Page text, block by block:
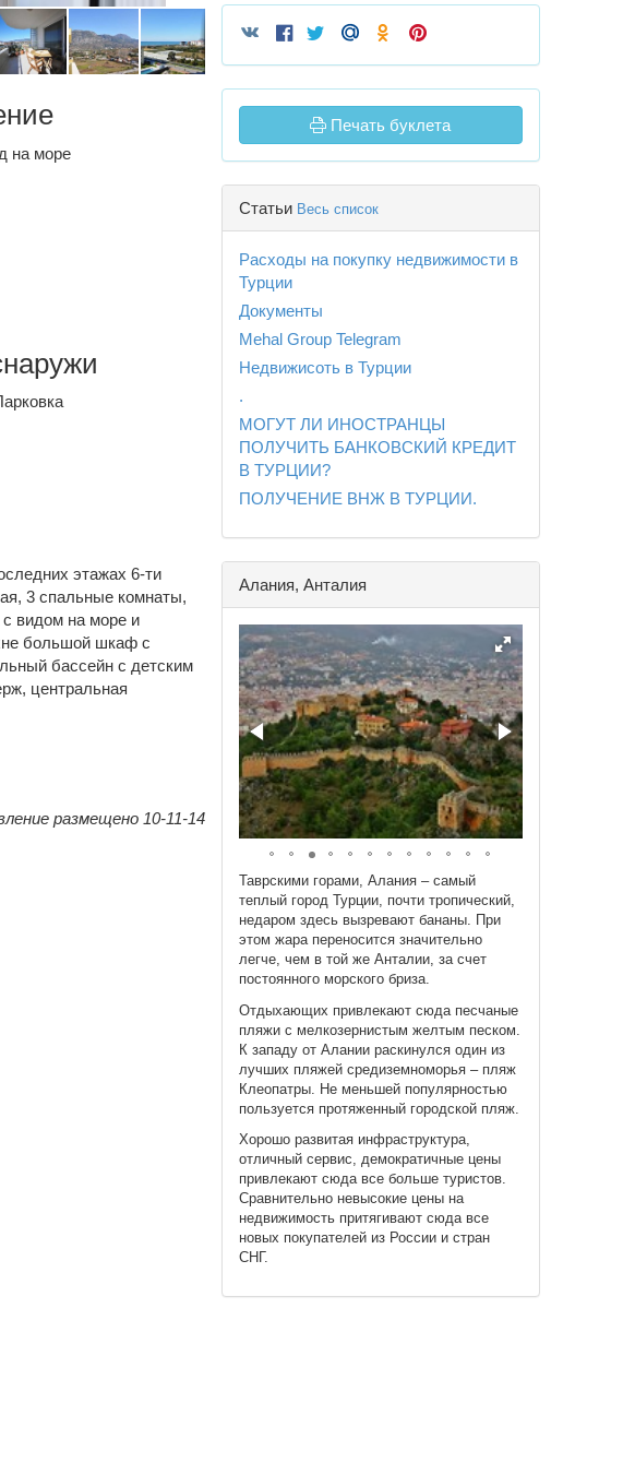
на море
этажах 6-ти
3 спальные комнаты,
видом на море и
большой шкаф с
бассейн с детским
центральная
размещено 10-11-14
Печать буклета
Статьи Весь список
Расходы на покупку недвижимости в
Турции
Документы
Mehal Group Telegram
Недвижисоть в Турции
.
МОГУТ ЛИ ИНОСТРАНЦЫ
ПОЛУЧИТЬ БАНКОВСКИЙ КРЕДИТ
В ТУРЦИИ?
ПОЛУЧЕНИЕ ВНЖ В ТУРЦИИ.
Алания, Анталия
Таврскими горами, Алания – самый
теплый город Турции, почти тропический,
недаром здесь вызревают бананы. При
этом жара переносится значительно
легче, чем в той же Анталии, за счет
постоянного морского бриза.
Отдыхающих привлекают сюда песчаные
пляжи с мелкозернистым желтым песком.
К западу от Алании раскинулся один из
лучших пляжей средиземноморья – пляж
Клеопатры. Не меньшей популярностью
пользуется протяженный городской пляж.
Хорошо развитая инфраструктура,
отличный сервис, демократичные цены
привлекают сюда все больше туристов.
Сравнительно невысокие цены на
недвижимость притягивают сюда все
новых покупателей из России и стран
СНГ.